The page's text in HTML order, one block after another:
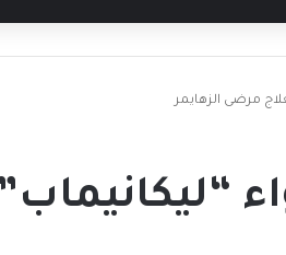
مرضى الزهايمر
“ليكانيماب”